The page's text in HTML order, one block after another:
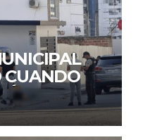
CUANDO
DE